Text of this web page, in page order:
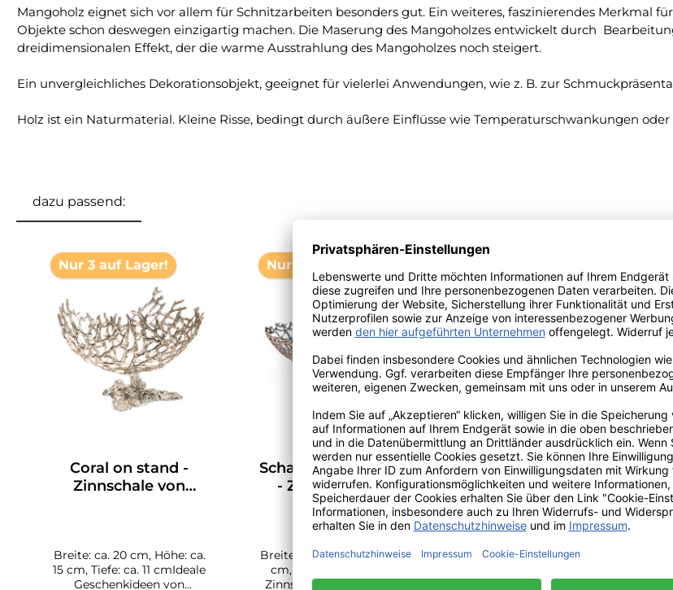
Mangoholz eignet sich vor allem für Schnitzarbeiten besonders gut. Ein weiteres, faszinierendes Merkmal
Objekte schon deswegen einzigartig machen. Die Maserung des Mangoholzes entwickelt durch
dreidimensionalen Effekt, der die warme Ausstrahlung des Mangoholzes noch steigert.
Ein unvergleichliches Dekorationsobjekt, geeignet für vielerlei Anwendungen, wie z. B. zur
Holz ist ein Naturmaterial. Kleine Risse, bedingt durch äußere Einflüsse wie Temperaturschwankungen
dazu passend:
Nur 3 auf Lager!
Coral on stand -
Zinnschale von
Breite: ca. 20 cm, Höhe: ca.
15 cm, Tiefe: ca. 11 cmIdeale
Geschenkideen von
Nur 3 auf Lager!
Schale "Coral Boat" S
- Zinnschale von
LOYFAR
Breite ca. 24 cm, Tiefe ca. 11
cm, Höhe: ca. 8 cmJede
Zinnschale wird einzeln in
Briefbeschwerer
"Lizard" von LOYFAR
Der Briefbeschwerer
Handarbeit von LOYFAR in